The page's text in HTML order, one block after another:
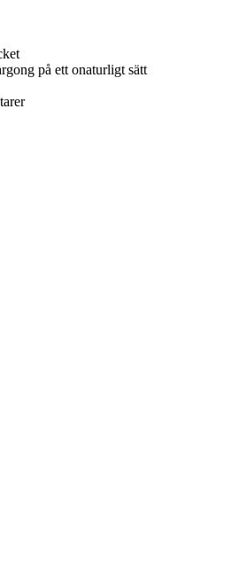
på ett onaturligt sätt